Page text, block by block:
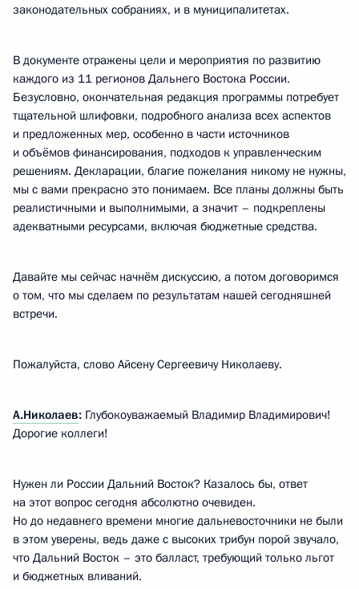
законодательных собраниях, и в муниципалитетах.
В документе отражены цели и мероприятия по развитию
каждого из 11 регионов Дальнего Востока России.
Безусловно, окончательная редакция программы потребует
тщательной шлифовки, подробного анализа всех аспектов
и предложенных мер, особенно в части источников
и объёмов финансирования, подходов к управленческим
решениям. Декларации, благие пожелания никому не нужны,
мы с вами прекрасно это понимаем. Все планы должны быть
реалистичными и выполнимыми, а значит – подкреплены
адекватными ресурсами, включая бюджетные средства.
Давайте мы сейчас начнём дискуссию, а потом договоримся
о том, что мы сделаем по результатам нашей сегодняшней
встречи.
Пожалуйста, слово Айсену Сергеевичу Николаеву.
А.Николаев: Глубокоуважаемый Владимир Владимирович!
Дорогие коллеги!
Нужен ли России Дальний Восток? Казалось бы, ответ
на этот вопрос сегодня абсолютно очевиден.
Но до недавнего времени многие дальневосточники не были
в этом уверены, ведь даже с высоких трибун порой звучало,
что Дальний Восток – это балласт, требующий только льгот
и бюджетных вливаний.